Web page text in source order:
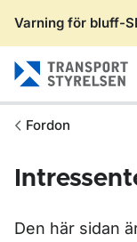
Varning för bluff-
Fordon
Den här sidan